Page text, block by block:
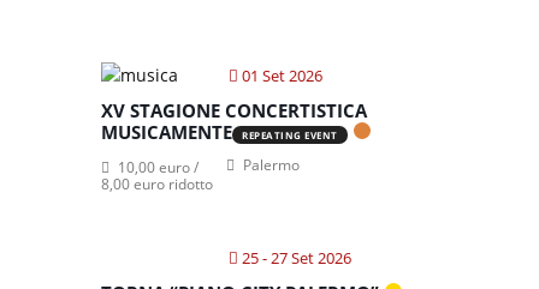
01 Set 2026
XV STAGIONE CONCERTISTICA
MUSICAMENTE
REPEATING EVENT
Palermo
10,00 euro /
8,00 euro ridotto
25 - 27 Set 2026